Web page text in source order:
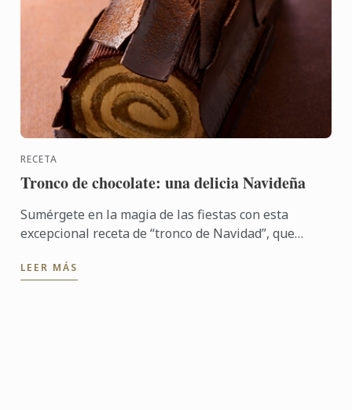
RECETA
Tronco de chocolate: una delicia Navideña
Sumérgete en la magia de las fiestas con esta
excepcional receta de “tronco de Navidad”, que
Un postre ...
LEER MÁS